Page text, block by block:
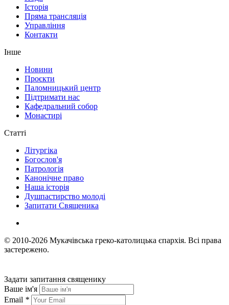
Історія
Пряма трансляція
Управління
Контакти
Інше
Новини
Проєкти
Паломницький центр
Підтримати нас
Кафедральний собор
Монастирі
Статті
Літургіка
Богослов'я
Патрологія
Канонічне право
Наша історія
Душпастирство молоді
Запитати Священика
© 2010-2026 Мукачівська греко-католицька єпархія. Всі права
застережено.
Задати запитання священику
Ваше ім'я
Email *